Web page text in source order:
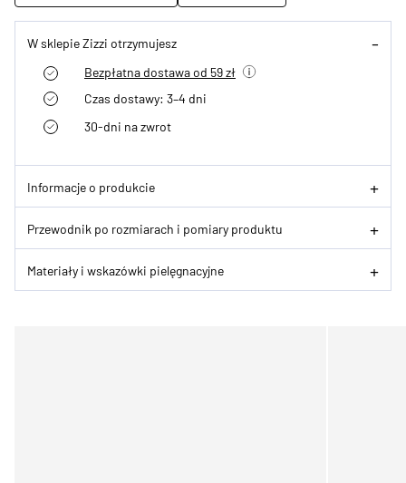
W sklepie Zizzi otrzymujesz
Bezpłatna dostawa od 59 zł
Czas dostawy: 3–4 dni
30-dni na zwrot
Informacje o produkcie
Przewodnik po rozmiarach i pomiary produktu
Materiały i wskazówki pielęgnacyjne